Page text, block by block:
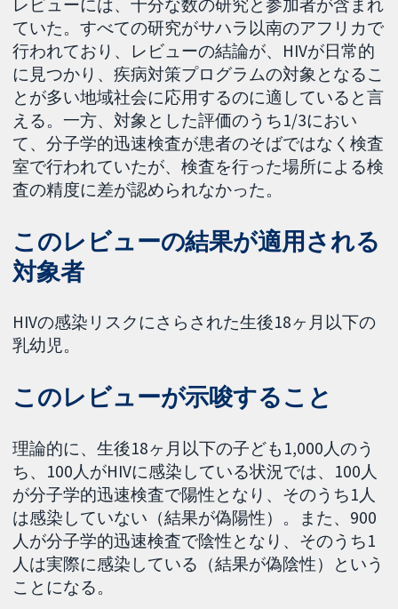
ていた。すべての研究がサハラ以南のアフリカで
行われており、レビューの結論が、HIVが日常的
に見つかり、疾病対策プログラムの対象となるこ
とが多い地域社会に応用するのに適していると言
える。一方、対象とした評価のうち1/3におい
て、分子学的迅速検査が患者のそばではなく検査
室で行われていたが、検査を行った場所による検
査の精度に差が認められなかった。
このレビューの結果が適用される
対象者
HIVの感染リスクにさらされた生後18ヶ月以下の
乳幼児。
このレビューが示唆すること
理論的に、生後18ヶ月以下の子ども1,000人のう
ち、100人がHIVに感染している状況では、100人
が分子学的迅速検査で陽性となり、そのうち1人
は感染していない（結果が偽陽性）。また、900
人が分子学的迅速検査で陰性となり、そのうち1
人は実際に感染している（結果が偽陰性）という
ことになる。